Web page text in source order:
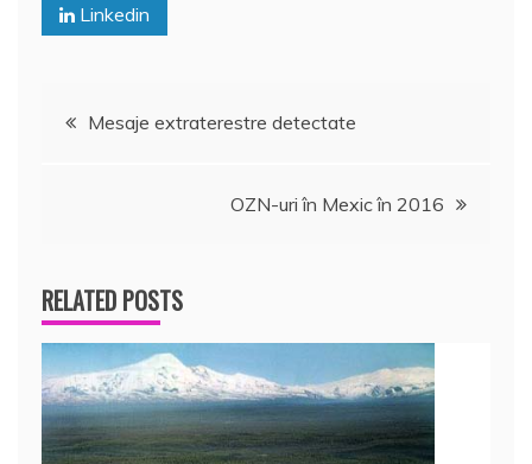
Linkedin
Navigare
Mesaje extraterestre detectate
OZN-uri în Mexic în 2016
RELATED POSTS